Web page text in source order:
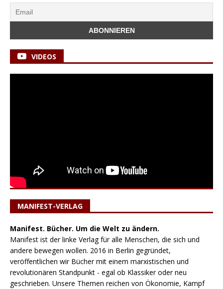
VIDEOS
MANIFEST-VERLAG
Manifest. Bücher. Um die Welt zu ändern.
Manifest ist der linke Verlag für alle Menschen, die sich und
andere bewegen wollen. 2016 in Berlin gegründet,
veröffentlichen wir Bücher mit einem marxistischen und
revolutionären Standpunkt - egal ob Klassiker oder neu
geschrieben. Unsere Themen reichen von Ökonomie, Kampf